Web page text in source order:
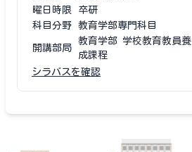
曜日時限
卒研
科目分野
教育学部専門科目
開講部局
教育学部 学校教育教員養
成課程
シラバスを確認